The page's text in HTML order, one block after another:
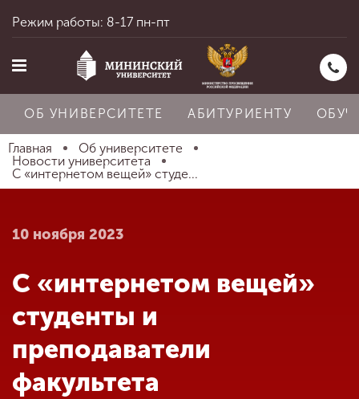
Главная
Абитуриенту
Обучение
Режим работы: 8-17 пн-пт
ОБ УНИВЕРСИТЕТЕ АБИТУРИЕНТУ
Главная
Об университете
Новости университета
С «интернетом вещей» студе...
10 ноября 2023
С «интернетом вещей»
студенты и
преподаватели
факультета